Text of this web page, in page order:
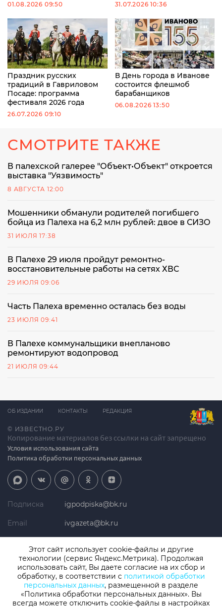
01.08.2026 09:50 31.07.2026 10:36
Праздник русских
традиций в Гавриловом
Посаде: программа
фестиваля 2026 года
26.07.2026 09:10
В День города в Иванове
состоится флешмоб
барабанщиков
06.08.2026 13:50
СМОТРИТЕ ТАКЖЕ
В палехской галерее "Объект•Объект" откроется
выставка "Уязвимость"
8 АВГУСТА 12:00
Мошенники обманули родителей погибшего
бойца из Палеха на 6,2 млн рублей: двое в СИЗО
31 ИЮЛЯ 17:38
В Палехе 29 июля пройдут ремонтно-
восстановительные работы на сетях ХВС
29 ИЮЛЯ 09:06
Часть Палеха временно осталась без воды
23 ИЮЛЯ 09:41
В Палехе коммунальщики внепланово
ремонтируют водопровод
21 ИЮЛЯ 09:44
© ИЗВЕСТНО.РУ
Копирование материалов без ссылки на сайт запрещено
Условия использования сайта
Политика обработки персональных данных
ОБ ИЗДАНИИ КОНТАКТЫ РЕДАКЦИЯ
Подписка igpodpiska@bk.ru
Email ivgazeta@bk.ru
Телефон +7 (4932) 41-94-81
СМИ: Izvestno.ru. Реестровая запись 08.11.2019 серия ЭЛ № ФС 77 -
77192, зарегистрировано Роскомнадзором
Этот сайт использует cookie-файлы и другие
технологии (сервис Яндекс.Метрика). Продолжая
использовать сайт, Вы даете согласие на их сбор и
обработку, в соответствии с политикой обработки
персональных данных, размещенной в разделе
«Политика обработки персональных данных». Вы
всегда можете отключить cookie-файлы в настройках